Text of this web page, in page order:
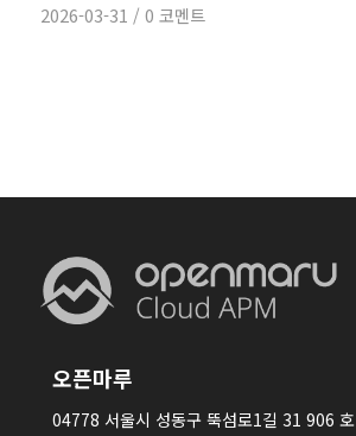
2026-03-31 / 0 코멘트
오픈마루
04778 서울시 성동구 뚝섬로1길 31 906 호